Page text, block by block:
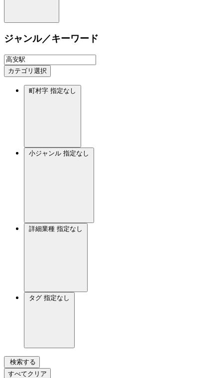
ジャンル／キーワード
カテゴリ選択
町村字 指定なし
小ジャンル 指定なし
詳細業種 指定なし
タグ 指定なし
検索する
すべてクリア